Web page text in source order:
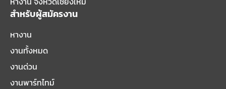
สำหรับผู้สมัครงาน
หางาน
งานทั้งหมด
งานด่วน
งานพาร์ทไทม์